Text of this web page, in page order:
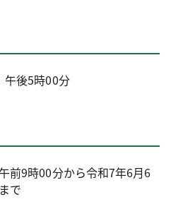
午後5時00分
前9時00分から令和7年6月6
で